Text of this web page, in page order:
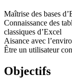
Maîtrise des bases
Connaissance des
classiques d’Excel
Aisance avec
Être un utilisateur
Objectifs